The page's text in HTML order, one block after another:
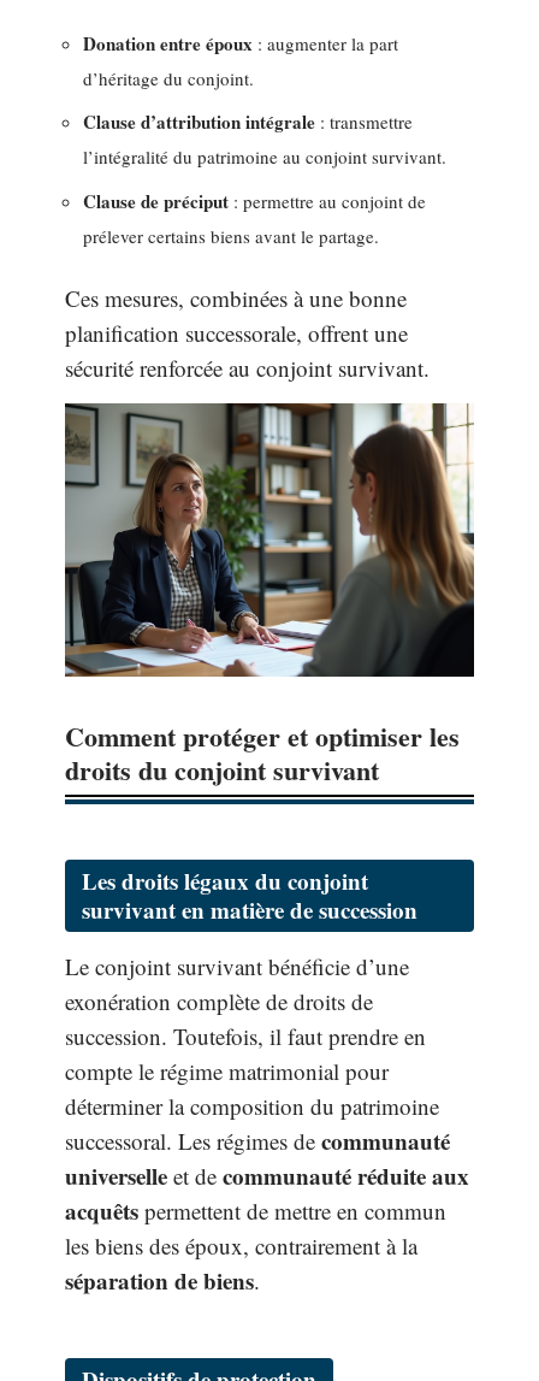
Donation entre époux : augmenter la part
d’héritage du conjoint.
Clause d’attribution intégrale : transmettre
l’intégralité du patrimoine au conjoint survivant.
Clause de préciput : permettre au conjoint de
prélever certains biens avant le partage.
Ces mesures, combinées à une bonne
planification successorale, offrent une
sécurité renforcée au conjoint survivant.
Comment protéger et optimiser les
droits du conjoint survivant
Les droits légaux du conjoint
survivant en matière de succession
Le conjoint survivant bénéficie d’une
exonération complète de droits de
succession. Toutefois, il faut prendre en
compte le régime matrimonial pour
déterminer la composition du patrimoine
successoral. Les régimes de communauté
universelle et de communauté réduite aux
acquêts permettent de mettre en commun
les biens des époux, contrairement à la
séparation de biens.